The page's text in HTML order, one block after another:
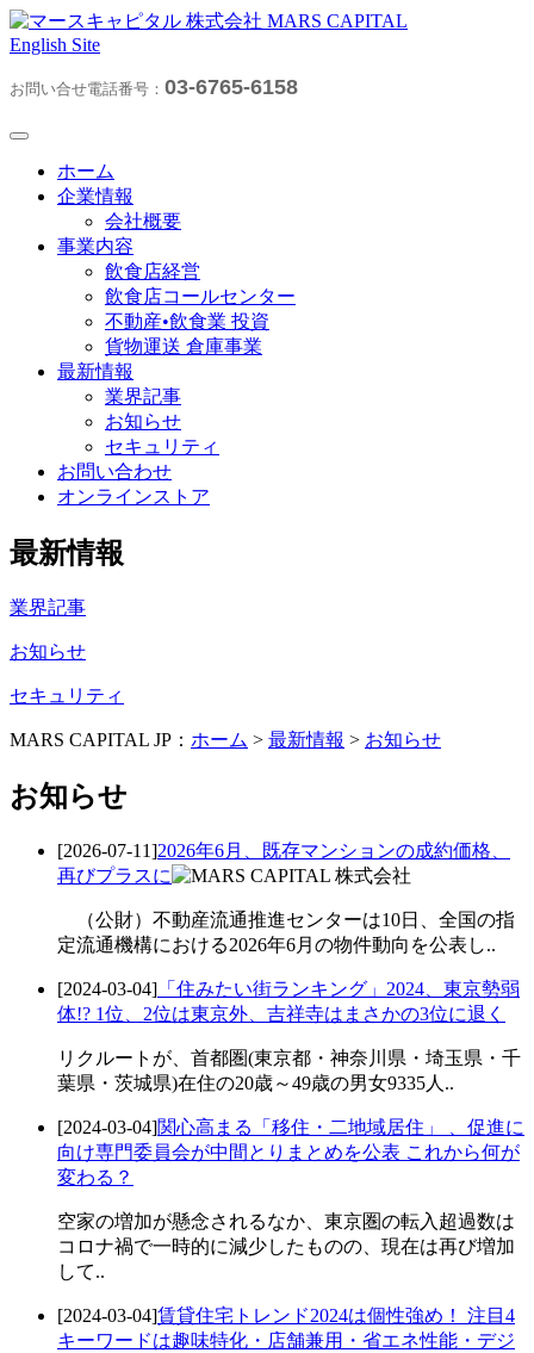
English Site
お問い合せ電話番号： 03-6765-6158
ホーム
企業情報
会社概要
事業内容
飲食店経営
飲食店コールセンター
不動産•飲食業 投資
貨物運送 倉庫事業
最新情報
業界記事
お知らせ
セキュリティ
お問い合わせ
オンラインストア
最新情報
業界記事
お知らせ
セキュリティ
MARS CAPITAL JP： ホーム > 最新情報 > お知らせ
お知らせ
[2026-07-11]2026年6月、既存マンションの成約価格、
再びプラスに
（公財）不動産流通推進センターは10日、全国の指
定流通機構における2026年6月の物件動向を公表し..
[2024-03-04] 「住みたい街ランキング」2024、東京勢弱
体!? 1位、2位は東京外、吉祥寺はまさかの3位に退く
リクルートが、首都圏(東京都・神奈川県・埼玉県・千
葉県・茨城県)在住の20歳～49歳の男女9335人..
[2024-03-04]関心高まる「移住・二地域居住」 、促進に
向け専門委員会が中間とりまとめを公表 これから何が
変わる？
空家の増加が懸念されるなか、東京圏の転入超過数は
コロナ禍で一時的に減少したものの、現在は再び増加
して..
[2024-03-04]賃貸住宅トレンド2024は個性強め！ 注目4
キーワードは趣味特化・店舗兼用・省エネ性能・デジ